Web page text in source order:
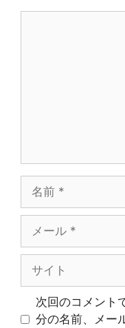
ル
次回のコメント
分の名前、メー